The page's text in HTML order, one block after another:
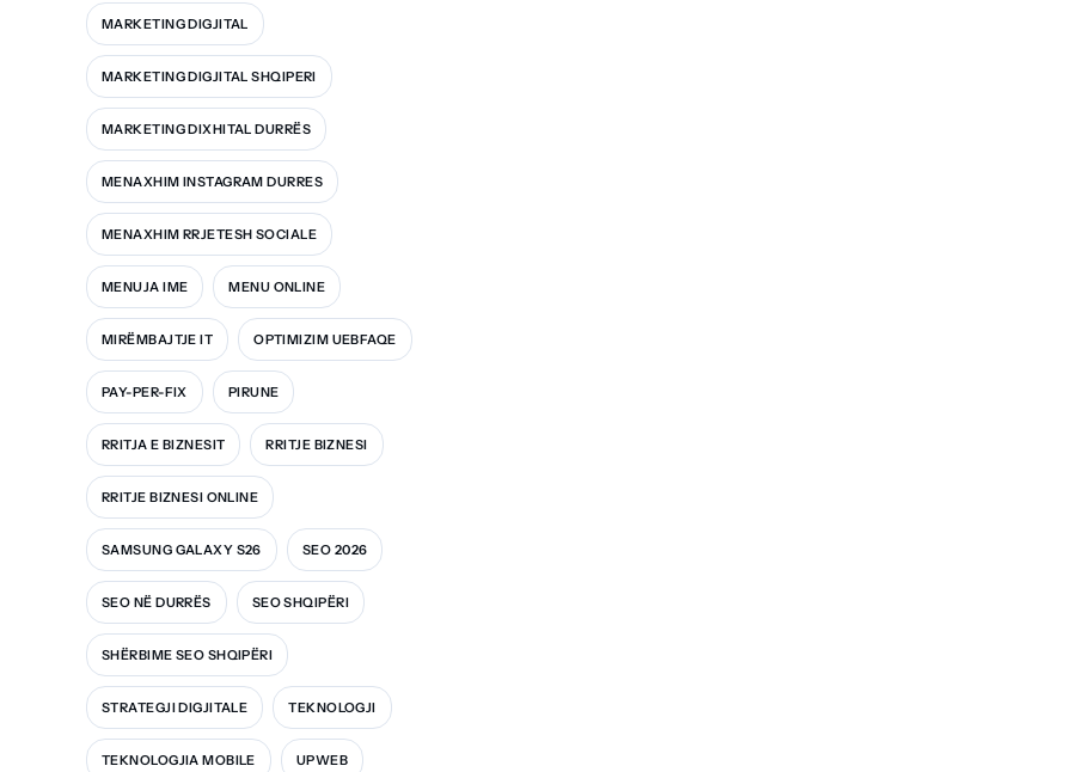
MARKETING DIGJITAL
MARKETING DIGJITAL SHQIPERI
MARKETING DIXHITAL DURRËS
MENAXHIM INSTAGRAM DURRES
MENAXHIM RRJETESH SOCIALE
MENUJA IME MENU ONLINE
MIRËMBAJTJE IT OPTIMIZIM UEBFAQE
PAY-PER-FIX PIRUNE
RRITJA E BIZNESIT RRITJE BIZNESI
RRITJE BIZNESI ONLINE
SAMSUNG GALAXY S26 SEO 2026
SEO NË DURRËS SEO SHQIPËRI
SHËRBIME SEO SHQIPËRI
STRATEGJI DIGJITALE TEKNOLOGJI
TEKNOLOGJIA MOBILE UPWEB